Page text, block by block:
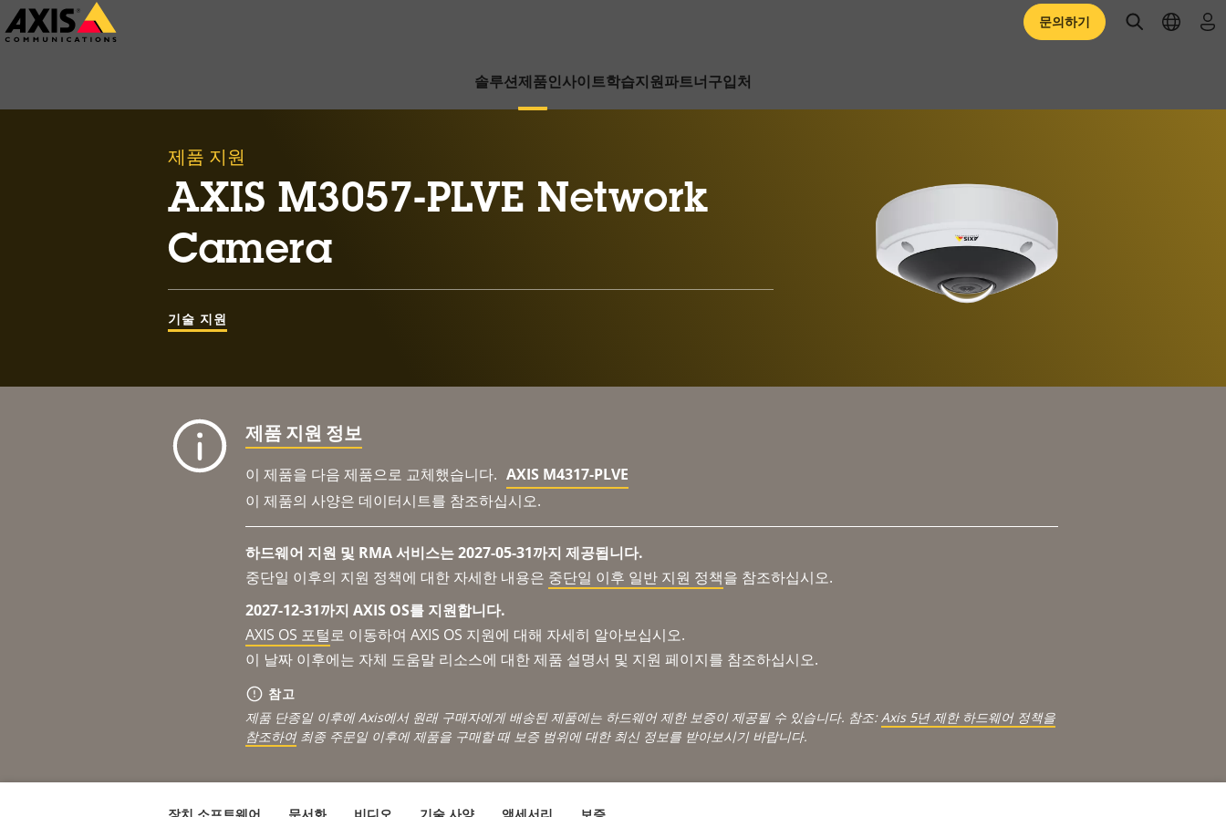
주
요
솔루션제품인사이트학습지원파트너구입처
문의하기 openopen로
제품 지원
AXIS M3057-PLVE Network
Camera
기술 지원
제품 지원 정보
이 제품을 다음 제품으로 교체했습니다. AXIS M4317-PLVE
이 제품의 사양은 데이터시트를 참조하십시오.
하드웨어 지원 및 RMA 서비스는 2027-05-31까지 제공됩니다.
중단일 이후의 지원 정책에 대한 자세한 내용은 중단일 이후 일반 지원 정책을 참조하십시오.
2027-12-31까지 AXIS OS를 지원합니다.
AXIS OS 포털로 이동하여 AXIS OS 지원에 대해 자세히 알아보십시오.
이 날짜 이후에는 자체 도움말 리소스에 대한 제품 설명서 및 지원 페이지를 참조하십시오.
참고
제품 단종일 이후에 Axis에서 원래 구매자에게 배송된 제품에는 하드웨어 제한 보증이 제공될 수 있습니다. 참조:Axis 5년 제한 하드웨어 정책을
참조하여최종 주문일 이후에 제품을 구매할 때 보증 범위에 대한 최신 정보를 받아보시기 바랍니다.